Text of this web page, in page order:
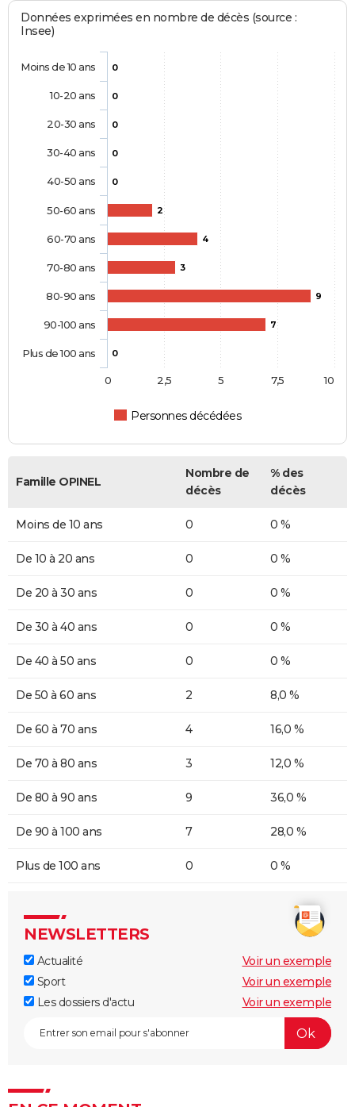
Données exprimées en nombre de décès (source :
Insee)
0
0
0
0
0
2
4
3
9
7
0
Personnes décédées
Moins de 10 ans
10-20 ans
20-30 ans
30-40 ans
40-50 ans
50-60 ans
60-70 ans
70-80 ans
80-90 ans
90-100 ans
Plus de 100 ans
0 10
2,5 5 7,5
Famille OPINEL
Nombre de
décès
% des
décès
Moins de 10 ans 0 0 %
De 10 à 20 ans 0 0 %
De 20 à 30 ans 0 0 %
De 30 à 40 ans 0 0 %
De 40 à 50 ans 0 0 %
De 50 à 60 ans 2 8,0 %
De 60 à 70 ans 4 16,0 %
De 70 à 80 ans 3 12,0 %
De 80 à 90 ans 9 36,0 %
De 90 à 100 ans 7 28,0 %
Plus de 100 ans 0 0 %
NEWSLETTERS
Actualité
Voir un exemple
Sport
Voir un exemple
Les dossiers d'actu
Voir un exemple